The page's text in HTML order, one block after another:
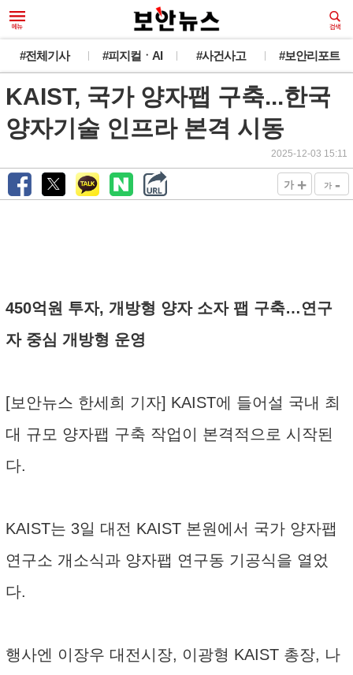
#전체기사 #피지컬ㆍAI #사건사고 #보안리포트
KAIST, 국가 양자팹 구축...한국
양자기술 인프라 본격 시동
2025-12-03 15:11
가 + 가 -
450억원 투자, 개방형 양자 소자 팹 구축…연구
자 중심 개방형 운영
[보안뉴스 한세희 기자] KAIST에 들어설 국내 최
대 규모 양자팹 구축 작업이 본격적으로 시작된
다.
KAIST는 3일 대전 KAIST 본원에서 국가 양자팹
연구소 개소식과 양자팹 연구동 기공식을 열었
다.
행사엔 이장우 대전시장, 이광형 KAIST 총장, 나